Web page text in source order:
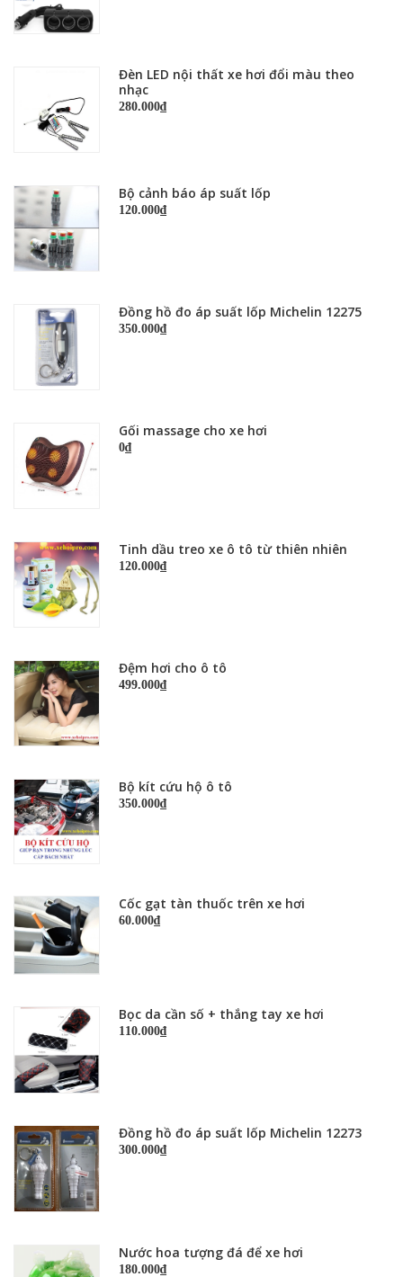
Đèn LED nội thất xe hơi đổi màu theo
nhạc
280.000₫
Bộ cảnh báo áp suất lốp
120.000₫
Đồng hồ đo áp suất lốp Michelin 12275
350.000₫
Gối massage cho xe hơi
0₫
Tinh dầu treo xe ô tô từ thiên nhiên
120.000₫
Đệm hơi cho ô tô
499.000₫
Bộ kít cứu hộ ô tô
350.000₫
Cốc gạt tàn thuốc trên xe hơi
60.000₫
Bọc da cần số + thắng tay xe hơi
110.000₫
Đồng hồ đo áp suất lốp Michelin 12273
300.000₫
Nước hoa tượng đá để xe hơi
180.000₫